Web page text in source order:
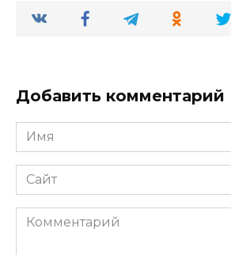
Добавить комментарий
Имя
*
Сайт
Комментарий